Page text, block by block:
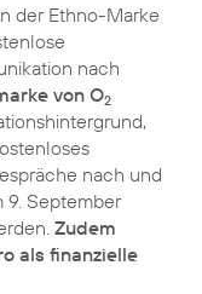
der Ethno-Marke
nach
von O2
nach und
9. September
Zudem
als finanzielle